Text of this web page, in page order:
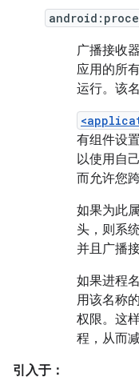
广播接收
应用的所
运行。该
有组件设
以使用自
而允许您
如果为此
头，则系
并且广播
如果进程
用该名称
权限。这
程，从而
引入于：